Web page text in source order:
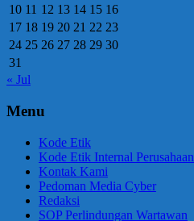
10 11 12 13 14 15 16
17 18 19 20 21 22 23
24 25 26 27 28 29 30
31
« Jul
Menu
Kode Etik
Kode Etik Internal Perusahaan
Kontak Kami
Pedoman Media Cyber
Redaksi
SOP Perlindungan Wartawan